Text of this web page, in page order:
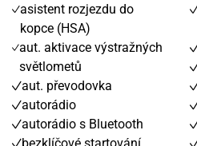
asistent rozjezdu do
kopce (HSA)
aut. aktivace výstražných
světlometů
aut. převodovka
autorádio
autorádio s Bluetooth